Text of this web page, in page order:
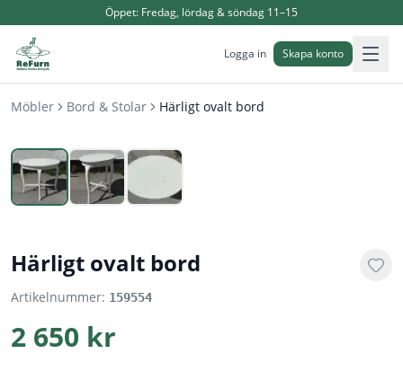
Öppet: Fredag, lördag & söndag 11–15
Logga in Skapa konto
Möbler Bord & Stolar Härligt ovalt bord
Härligt ovalt bord
Artikelnummer: 159554
2 650 kr